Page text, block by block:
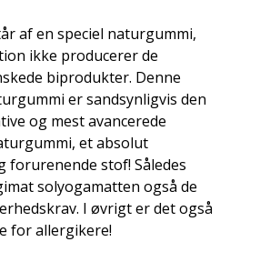
af en speciel naturgummi,
ikke producerer de
biprodukter. Denne
er sandsynligvis den
og mest avancerede
et absolut
forurenende stof! Således
solyogamatten også de
I øvrigt er det også
for allergikere!